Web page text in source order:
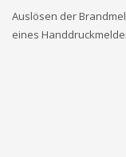
Auslösen der
eines